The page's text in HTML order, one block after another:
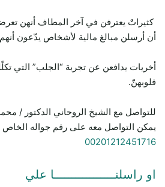
كثيراتٌ يعترفن في آخر المطاف أنهن
أن أرسلن مبالغ مالية لأشخاص يدّعون
أخريات يدافعن عن تجربة “الجلب” التي
قلوبهنّ.
للتواصل مع الشيخ الروحاني الدكتور /
يمكن التواصل معه على رقم جواله الخاص
00201212451716
او راسلنـــــــــــــــــا علي